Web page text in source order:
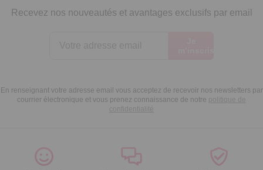
Recevez nos nouveautés et avantages exclusifs par email
En renseignant votre adresse email vous acceptez de recevoir nos newsletters par
courrier électronique et vous prenez connaissance de notre politique de
confidentialité